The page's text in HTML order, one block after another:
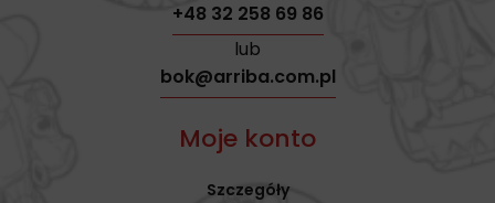
+48 32 258 69 86
lub
bok@arriba.com.pl
Moje konto
Szczegóły